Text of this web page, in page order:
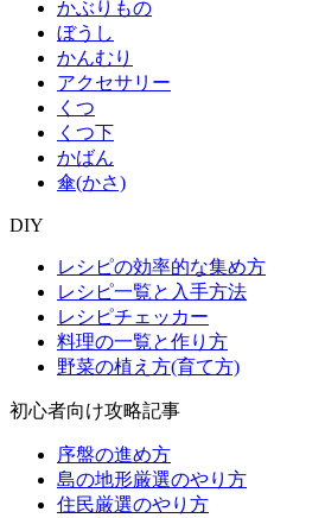
かぶりもの
ぼうし
かんむり
アクセサリー
くつ
くつ下
かばん
傘(かさ)
DIY
レシピの効率的な集め方
レシピ一覧と入手方法
レシピチェッカー
料理の一覧と作り方
野菜の植え方(育て方)
初心者向け攻略記事
序盤の進め方
島の地形厳選のやり方
住民厳選のやり方